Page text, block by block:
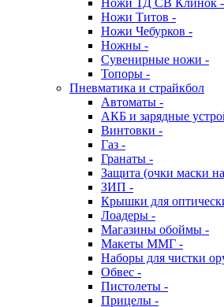
Ножи ТД СВ Клинок -
Ножи Титов -
Ножи Чебурков -
Ножны -
Сувенирные ножи -
Топоры -
Пневматика и страйкбол
Автоматы -
АКБ и зарядные
Винтовки -
Газ -
Гранаты -
Защита (очки маски
ЗИП -
Крышки для
Лоадеры -
Магазины обоймы -
Макеты ММГ -
Наборы для чистки
Обвес -
Пистолеты -
Прицелы -